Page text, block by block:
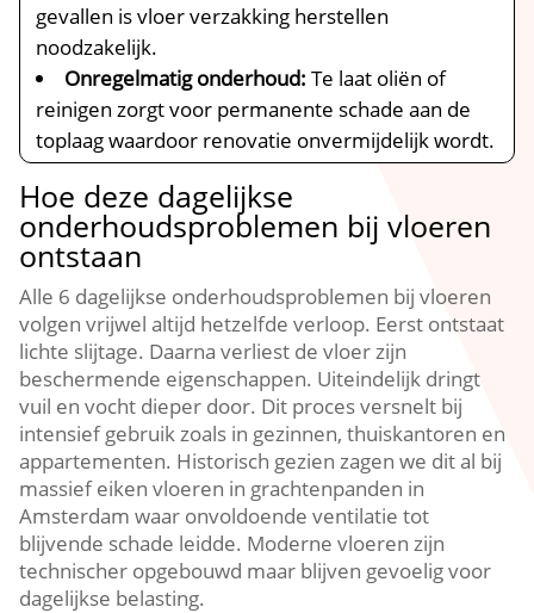
gevallen is vloer verzakking herstellen
noodzakelijk.​
Onregelmatig onderhoud: Te laat oliën of
reinigen zorgt voor permanente schade aan de
toplaag waardoor renovatie onvermijdelijk wordt.​
Hoe deze dagelijkse
onderhoudsproblemen bij vloeren
ontstaan
Alle 6 dagelijkse onderhoudsproblemen bij vloeren
volgen vrijwel altijd hetzelfde verloop.​ Eerst ontstaat
lichte slijtage.​ Daarna verliest de vloer zijn
beschermende eigenschappen.​ Uiteindelijk dringt
vuil en vocht dieper door.​ Dit proces versnelt bij
intensief gebruik zoals in gezinnen, thuiskantoren en
appartementen.​ Historisch gezien zagen we dit al bij
massief eiken vloeren in grachtenpanden in
Amsterdam waar onvoldoende ventilatie tot
blijvende schade leidde.​ Moderne vloeren zijn
technischer opgebouwd maar blijven gevoelig voor
dagelijkse belasting.​